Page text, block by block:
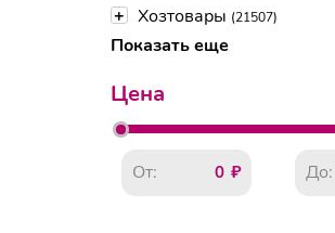
+ Хозтовары (21507)
Показать еще
Цена
От: До: